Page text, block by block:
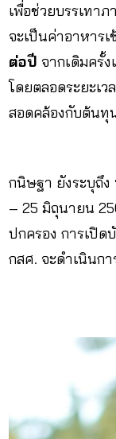
เพื่อช่วยบรรเทา
จะเป็นค่าอาหาร
ต่อปี จากเดิมครั้
โดยตลอดระยะเ
สอดคล้องกับต้นทุ
กนิษฐา ยังระบุถึ
– 25 มิถุนายน
ปกครอง การเปิด
กสศ. จะดำเนินก